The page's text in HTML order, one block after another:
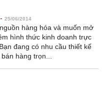
- 25/06/2014
hàng hóa và muốn mở
hình thức kinh doanh trực
đang có nhu cầu thiết kế
hàng trọn...